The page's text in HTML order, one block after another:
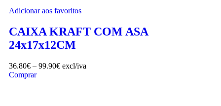
Adicionar aos favoritos
CAIXA KRAFT COM ASA
24x17x12CM
36.80€ – 99.90€ excl/iva
Comprar